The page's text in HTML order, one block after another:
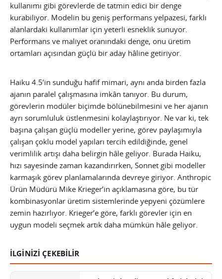
kullanımı gibi görevlerde de tatmin edici bir denge
kurabiliyor. Modelin bu geniş performans yelpazesi, farklı
alanlardaki kullanımlar için yeterli esneklik sunuyor.
Performans ve maliyet oranındaki denge, onu üretim
ortamları açısından güçlü bir aday hâline getiriyor.
Haiku 4.5’in sunduğu hafif mimari, aynı anda birden fazla
ajanın paralel çalışmasına imkân tanıyor. Bu durum,
görevlerin modüler biçimde bölünebilmesini ve her ajanın
ayrı sorumluluk üstlenmesini kolaylaştırıyor. Ne var ki, tek
başına çalışan güçlü modeller yerine, görev paylaşımıyla
çalışan çoklu model yapıları tercih edildiğinde, genel
verimlilik artışı daha belirgin hâle geliyor. Burada Haiku,
hızı sayesinde zaman kazandırırken, Sonnet gibi modeller
karmaşık görev planlamalarında devreye giriyor. Anthropic
Ürün Müdürü Mike Krieger’in açıklamasına göre, bu tür
kombinasyonlar üretim sistemlerinde yepyeni çözümlere
zemin hazırlıyor. Krieger’e göre, farklı görevler için en
uygun modeli seçmek artık daha mümkün hâle geliyor.
İLGİNİZİ ÇEKEBİLİR